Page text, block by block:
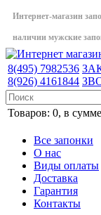
Интернет-магазин
наличии мужские
8(495) 7982536
8(926) 4161844
Товаров: 0, в
Все запонки
О нас
Виды оплаты
Доставка
Гарантия
Контакты